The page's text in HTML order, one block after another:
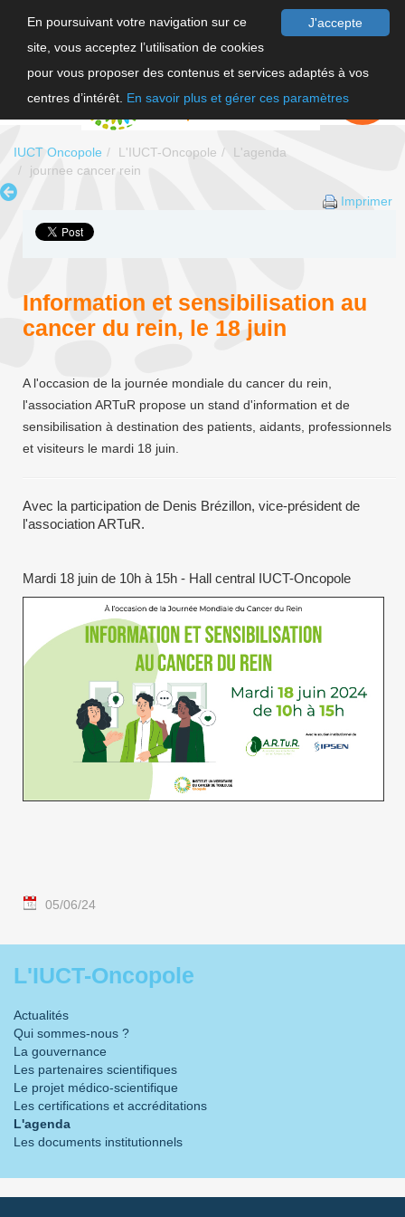
J'accepte
En poursuivant votre navigation sur ce
site, vous acceptez l’utilisation de cookies
pour vous proposer des contenus et services adaptés à vos
centres d’intérêt. En savoir plus et gérer ces paramètres
FAIRE UN
DON
IUCT Oncopole L'IUCT-Oncopole
L'agenda
journee cancer rein
Imprimer
Information et sensibilisation au
cancer du rein, le 18 juin
A l'occasion de la journée mondiale du cancer du rein,
l'association ARTuR propose un stand d'information et de
sensibilisation à destination des patients, aidants, professionnels
et visiteurs le mardi 18 juin.
Avec la participation de Denis Brézillon, vice-président de
l'association ARTuR.
Mardi 18 juin de 10h à 15h - Hall central IUCT-Oncopole
05/06/24
L'IUCT-Oncopole
Actualités
Qui sommes-nous ?
La gouvernance
Les partenaires scientifiques
Le projet médico-scientifique
Les certifications et accréditations
L'agenda
Les documents institutionnels